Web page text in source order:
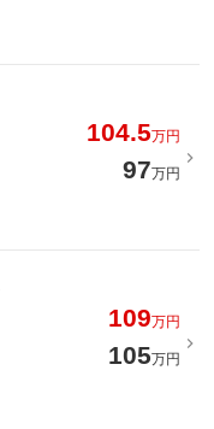
104.5万円
97万円
109万円
105万円